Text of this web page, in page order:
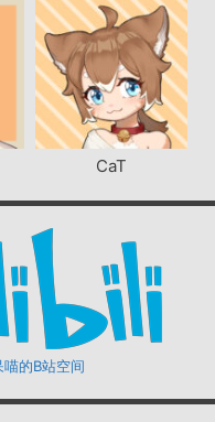
CaT
喵的B站空间